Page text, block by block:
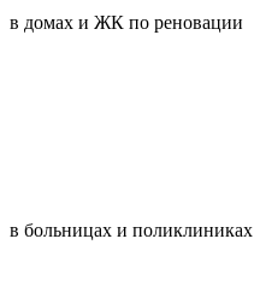
в домах и ЖК по реновации
в больницах и поликлиниках